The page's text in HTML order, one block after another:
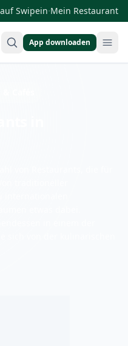
Swipein·Mein Restaurant
App downloaden
Cafés